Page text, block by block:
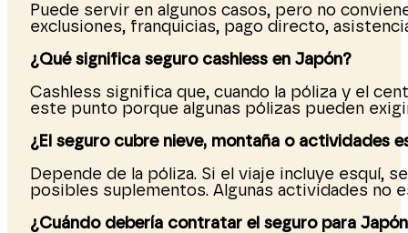
Puede servir en algunos casos, pero no
exclusiones, franquicias, pago directo,
¿Qué significa seguro cashless en Japón?
Cashless significa que, cuando la póliza y el
este punto porque algunas pólizas pueden
¿El seguro cubre nieve, montaña o actividades
Depende de la póliza. Si el viaje incluye esquí,
posibles suplementos. Algunas actividades no
¿Cuándo debería contratar el seguro para